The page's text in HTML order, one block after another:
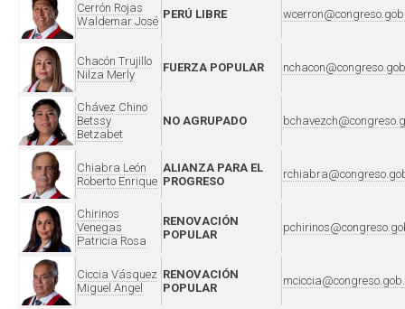
Cerrón Rojas
Waldemar José
PERÚ LIBRE
Chacón Trujillo
Nilza Merly
FUERZA POPULAR
Chávez Chino
Betssy
Betzabet
NO AGRUPADO
Chiabra León
Roberto Enrique
ALIANZA PARA EL
PROGRESO
Chirinos
Venegas
Patricia Rosa
RENOVACIÓN
POPULAR
Ciccia Vásquez
Miguel Angel
RENOVACIÓN
POPULAR